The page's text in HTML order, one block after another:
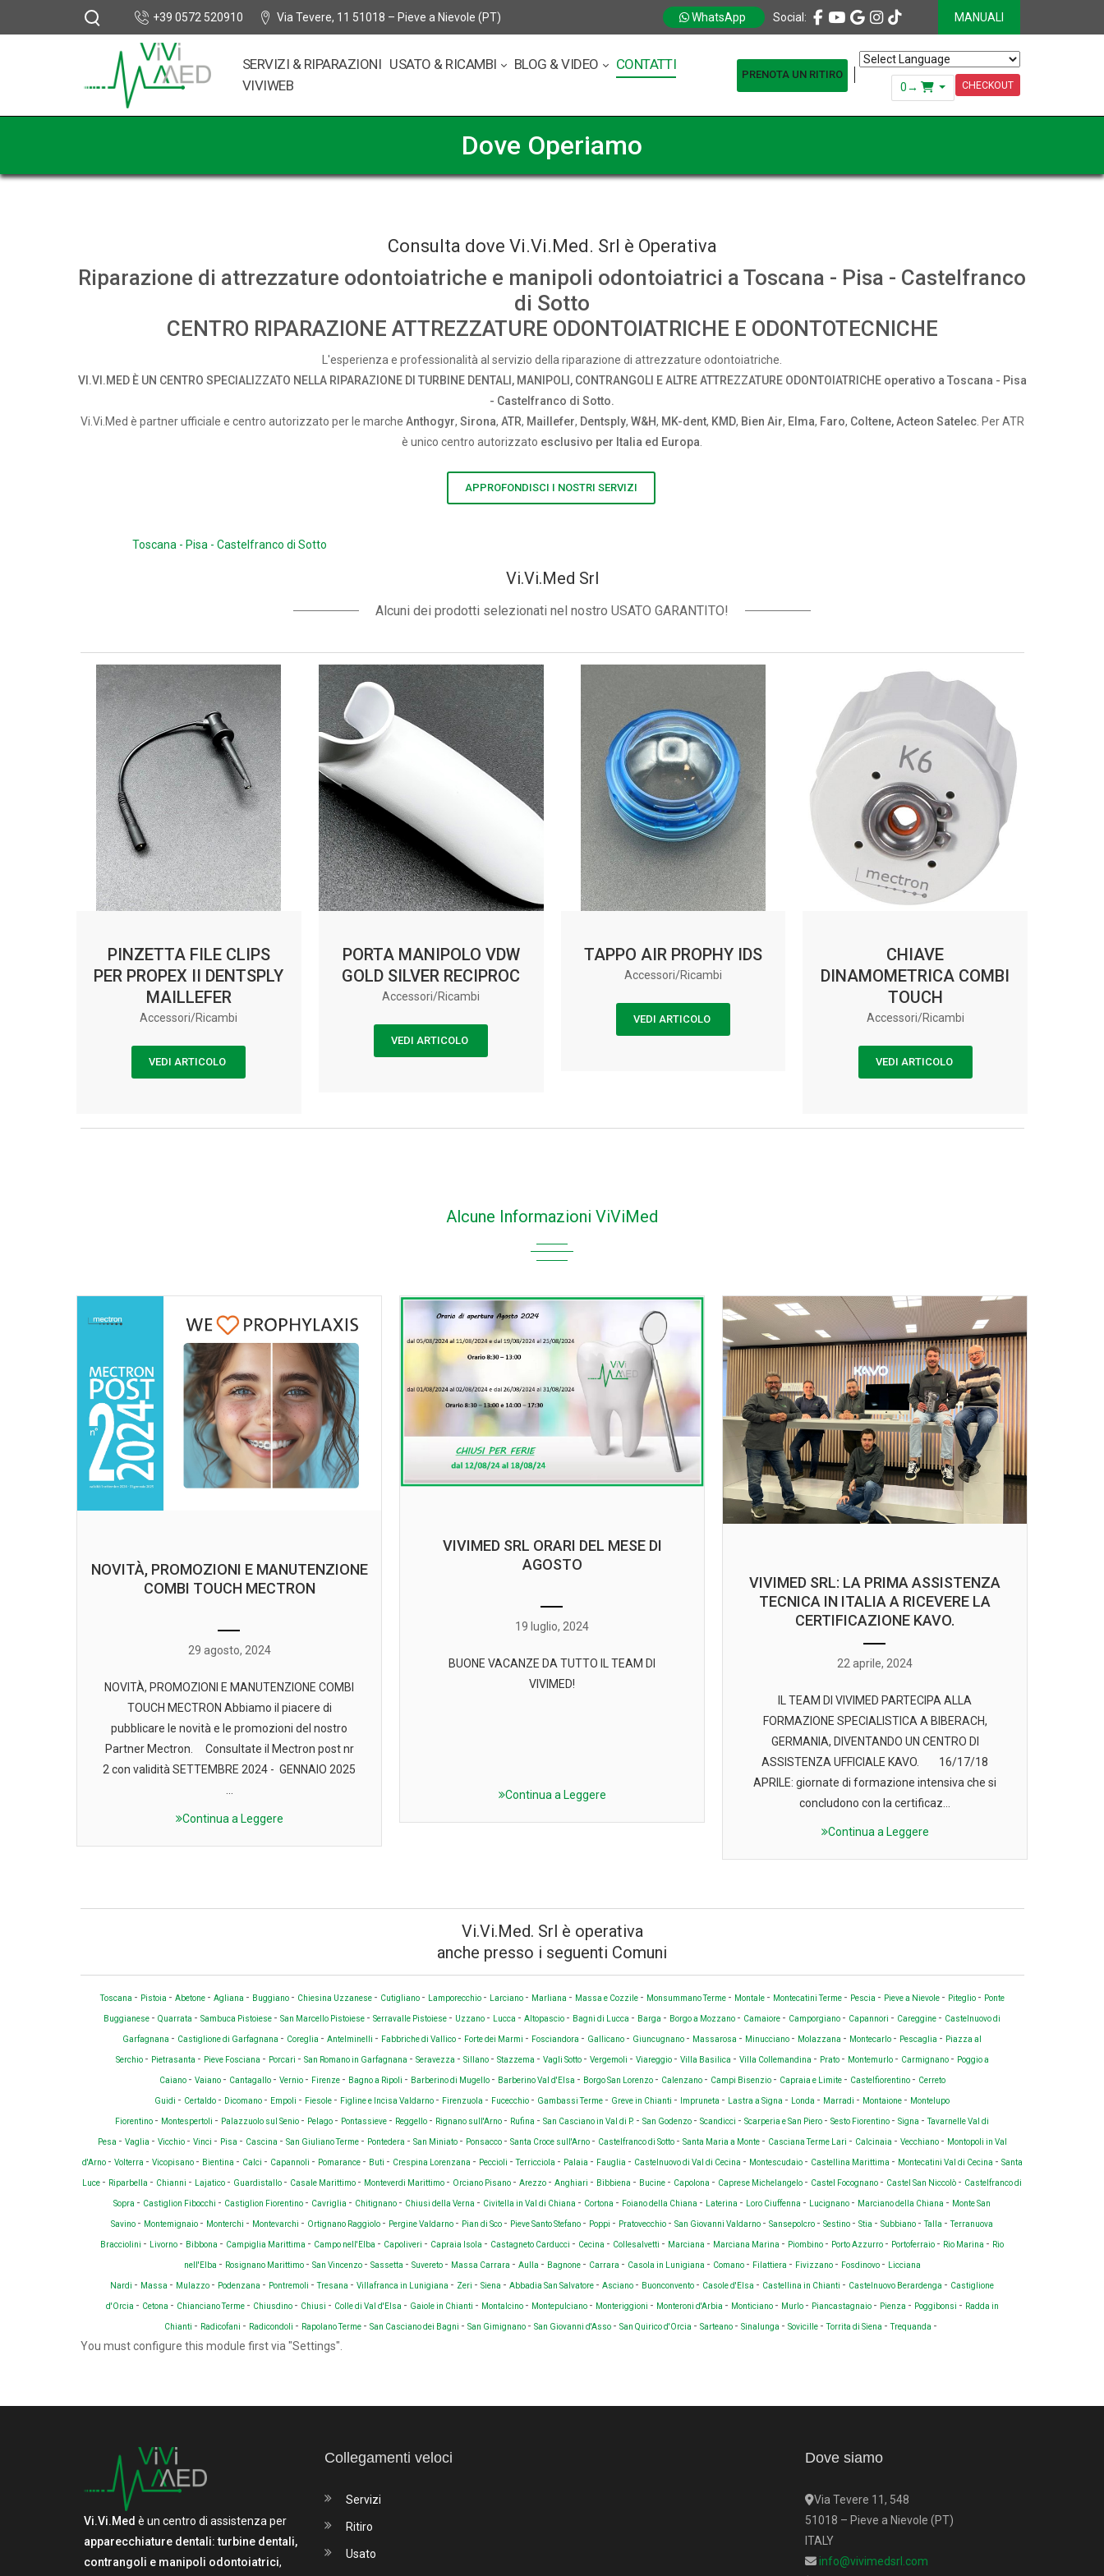
+39 0572 520910 Via Tevere, 11 51018 – Pieve a Nievole (PT) WhatsApp Social: MANUALI
SERVIZI & RIPARAZIONI USATO & RICAMBI BLOG & VIDEO
CONTATTI
VIVIWEB
PRENOTA UN RITIRO Powered by Translate
0→ CHECKOUT
Dove Operiamo
Consulta dove Vi.Vi.Med. Srl è Operativa
Riparazione di attrezzature odontoiatriche e manipoli odontoiatrici a Toscana - Pisa - Castelfranco
di Sotto
CENTRO RIPARAZIONE ATTREZZATURE ODONTOIATRICHE E ODONTOTECNICHE
L'esperienza e professionalità al servizio della riparazione di attrezzature odontoiatriche.
VI.VI.MED È UN CENTRO SPECIALIZZATO NELLA RIPARAZIONE DI TURBINE DENTALI, MANIPOLI, CONTRANGOLI E ALTRE ATTREZZATURE ODONTOIATRICHE operativo a Toscana - Pisa
- Castelfranco di Sotto.
Vi.Vi.Med è partner ufficiale e centro autorizzato per le marche Anthogyr, Sirona, ATR, Maillefer, Dentsply, W&H, MK-dent, KMD, Bien Air, Elma, Faro, Coltene, Acteon Satelec. Per ATR
è unico centro autorizzato esclusivo per Italia ed Europa
APPROFONDISCI I NOSTRI SERVIZI
Toscana - Pisa - Castelfranco di Sotto
Vi.Vi.Med Srl
Alcuni dei prodotti selezionati nel nostro USATO GARANTITO!
PINZETTA FILE CLIPS
PER PROPEX II DENTSPLY
MAILLEFER
Accessori/Ricambi
VEDI ARTICOLO
PORTA MANIPOLO VDW
GOLD SILVER RECIPROC
Accessori/Ricambi
VEDI ARTICOLO
TAPPO AIR PROPHY IDS
Accessori/Ricambi
VEDI ARTICOLO
CHIAVE
DINAMOMETRICA COMBI
TOUCH
Accessori/Ricambi
VEDI ARTICOLO
Alcune Informazioni ViViMed
NOVITÀ, PROMOZIONI E MANUTENZIONE
COMBI TOUCH MECTRON
29 agosto, 2024
NOVITÀ, PROMOZIONI E MANUTENZIONE COMBI
TOUCH MECTRON Abbiamo il piacere di
pubblicare le novità e le promozioni del nostro
Partner Mectron. Consultate il Mectron post nr
2 con validità SETTEMBRE 2024 - GENNAIO 2025
...
Continua a Leggere
VIVIMED SRL ORARI DEL MESE DI
AGOSTO
19 luglio, 2024
BUONE VACANZE DA TUTTO IL TEAM DI
VIVIMED!
Continua a Leggere
VIVIMED SRL: LA PRIMA ASSISTENZA
TECNICA IN ITALIA A RICEVERE LA
CERTIFICAZIONE KAVO.
22 aprile, 2024
IL TEAM DI VIVIMED PARTECIPA ALLA
FORMAZIONE SPECIALISTICA A BIBERACH,
GERMANIA, DIVENTANDO UN CENTRO DI
ASSISTENZA UFFICIALE KAVO. 16/17/18
APRILE: giornate di formazione intensiva che si
concludono con la certificaz...
Continua a Leggere
Vi.Vi.Med. Srl è operativa
anche presso i seguenti Comuni
Toscana - Pistoia - Abetone - Agliana - Buggiano - Chiesina Uzzanese - Cutigliano - Lamporecchio - Larciano - Marliana - Massa e Cozzile - Monsummano Terme - Montale - Montecatini Terme - Pescia - Pieve a Nievole - Piteglio - Ponte
Buggianese - Quarrata - Sambuca Pistoiese - San Marcello Pistoiese - Serravalle Pistoiese - Uzzano - Lucca - Altopascio - Bagni di Lucca - Barga - Borgo a Mozzano - Camaiore - Camporgiano - Capannori - Careggine - Castelnuovo di
Garfagnana - Castiglione di Garfagnana - Coreglia - Antelminelli - Fabbriche di Vallico - Forte dei Marmi - Fosciandora - Gallicano - Giuncugnano - Massarosa - Minucciano - Molazzana - Montecarlo - Pescaglia - Piazza al
Serchio - Pietrasanta - Pieve Fosciana - Porcari - San Romano in Garfagnana - Seravezza - Sillano - Stazzema - Vagli Sotto - Vergemoli - Viareggio - Villa Basilica - Villa Collemandina - Prato - Montemurlo - Carmignano - Poggio a
Caiano - Vaiano - Cantagallo - Vernio - Firenze - Bagno a Ripoli - Barberino di Mugello - Barberino Val d'Elsa - Borgo San Lorenzo - Calenzano - Campi Bisenzio - Capraia e Limite - Castelfiorentino - Cerreto
Guidi - Certaldo - Dicomano - Empoli - Fiesole - Figline e Incisa Valdarno - Firenzuola - Fucecchio - Gambassi Terme - Greve in Chianti - Impruneta - Lastra a Signa - Londa - Marradi - Montaione - Montelupo
Fiorentino - Montespertoli - Palazzuolo sul Senio - Pelago - Pontassieve - Reggello - Rignano sull'Arno - Rufina - San Casciano in Val di P. - San Godenzo - Scandicci - Scarperia e San Piero - Sesto Fiorentino - Signa -Tavarnelle Val di
Pesa - Vaglia - Vicchio - Vinci - Pisa - Cascina - San Giuliano Terme - Pontedera - San Miniato - Ponsacco - Santa Croce sull'Arno - Castelfranco di Sotto - Santa Maria a Monte - Casciana Terme Lari - Calcinaia - Vecchiano - Montopoli in Val
d'Arno - Volterra - Vicopisano - Bientina - Calci - Capannoli - Pomarance - Buti - Crespina Lorenzana - Peccioli -Terricciola - Palaia - Fauglia - Castelnuovo di Val di Cecina - Montescudaio - Castellina Marittima - Montecatini Val di Cecina - Santa
Luce - Riparbella - Chianni - Lajatico - Guardistallo - Casale Marittimo - Monteverdi Marittimo - Orciano Pisano - Arezzo - Anghiari - Bibbiena - Bucine - Capolona - Caprese Michelangelo - Castel Focognano - Castel San Niccolò - Castelfranco di
Sopra - Castiglion Fibocchi - Castiglion Fiorentino - Cavriglia - Chitignano - Chiusi della Verna - Civitella in Val di Chiana - Cortona - Foiano della Chiana - Laterina - Loro Ciuffenna - Lucignano - Marciano della Chiana - Monte San
Savino - Montemignaio - Monterchi - Montevarchi - Ortignano Raggiolo - Pergine Valdarno - Pian di Sco - Pieve Santo Stefano - Poppi - Pratovecchio - San Giovanni Valdarno - Sansepolcro - Sestino - Stia - Subbiano -Talla -Terranuova
Bracciolini - Livorno - Bibbona - Campiglia Marittima - Campo nell'Elba - Capoliveri - Capraia Isola - Castagneto Carducci - Cecina - Collesalvetti - Marciana - Marciana Marina - Piombino - Porto Azzurro - Portoferraio - Rio Marina - Rio
nell'Elba - Rosignano Marittimo - San Vincenzo - Sassetta - Suvereto - Massa Carrara - Aulla - Bagnone - Carrara - Casola in Lunigiana - Comano - Filattiera - Fivizzano - Fosdinovo - Licciana
Nardi - Massa - Mulazzo - Podenzana - Pontremoli -Tresana - Villafranca in Lunigiana - Zeri - Siena - Abbadia San Salvatore - Asciano - Buonconvento - Casole d'Elsa - Castellina in Chianti - Castelnuovo Berardenga - Castiglione
d'Orcia - Cetona - Chianciano Terme - Chiusdino - Chiusi - Colle di Val d'Elsa - Gaiole in Chianti - Montalcino - Montepulciano - Monteriggioni - Monteroni d'Arbia - Monticiano - Murlo - Piancastagnaio - Pienza - Poggibonsi - Radda in
Chianti - Radicofani - Radicondoli - Rapolano Terme - San Casciano dei Bagni - San Gimignano - San Giovanni d'Asso - San Quirico d'Orcia - Sarteano - Sinalunga - Sovicille -Torrita di Siena -Trequanda -
You must configure this module first via "Settings".
Vi.Vi.Med è un centro di assistenza per
apparecchiature dentali: turbine dentali,
contrangoli e manipoli odontoiatrici,
Collegamenti veloci
Servizi
Ritiro
Usato
Dove siamo
Via Tevere 11, 548
51018 – Pieve a Nievole (PT)
ITALY
info@vivimedsrl.com